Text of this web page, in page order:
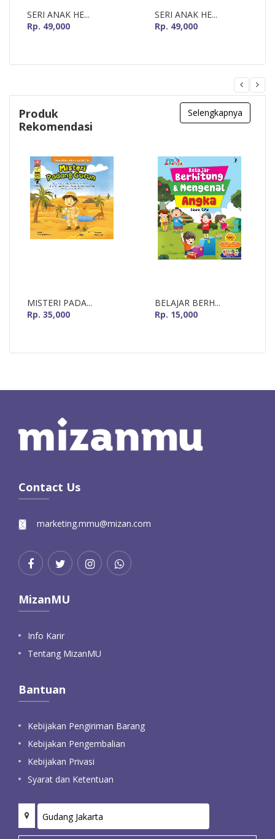
SERI ANAK HE...
Rp. 49,000
SERI ANAK HE...
Rp. 49,000
Produk
Rekomendasi
Selengkapnya
MISTERI PADA...
Rp. 35,000
BELAJAR BERH...
Rp. 15,000
Contact Us
marketing.mmu@mizan.com
MizanMU
Info Karir
Tentang MizanMU
Bantuan
Kebijakan Pengiriman Barang
Kebijakan Pengembalian
Kebijakan Privasi
Syarat dan Ketentuan